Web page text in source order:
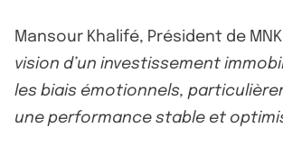
Mansour Khalifé, Président de
vision d’un investissement
les biais émotionnels,
une performance stable et